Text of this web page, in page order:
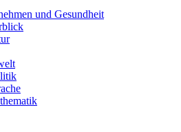
und Gesundheit